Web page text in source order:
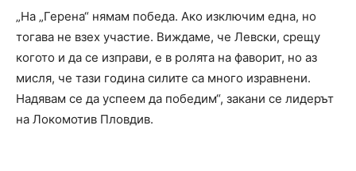
„На „Герена“ нямам победа. Ако изключим една, но
тогава не взех участие. Виждаме, че Левски, срещу
когото и да се изправи, е в ролята на фаворит, но аз
мисля, че тази година силите са много изравнени.
Надявам се да успеем да победим“, закани се лидерът
на Локомотив Пловдив.